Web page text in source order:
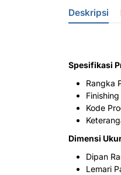
Deskripsi
Spesifikasi
Rangka
Kode
Dimensi
Dipan
Lemari